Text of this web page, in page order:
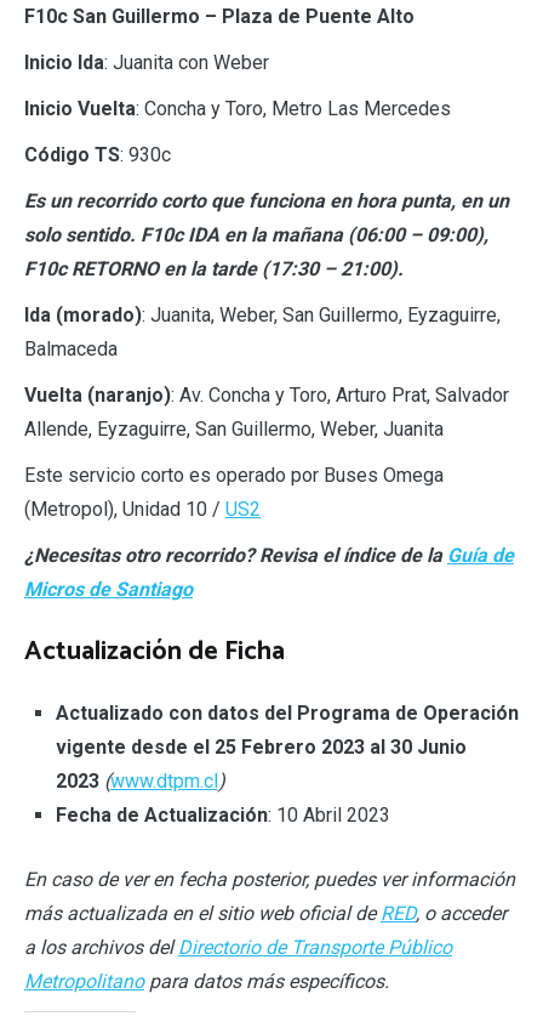
F10c San Guillermo – Plaza de Puente Alto
Inicio Ida: Juanita con Weber
Inicio Vuelta: Concha y Toro, Metro Las Mercedes
Código TS: 930c
Es un recorrido corto que funciona en hora punta, en un
solo sentido. F10c IDA en la mañana (06:00 – 09:00),
F10c RETORNO en la tarde (17:30 – 21:00).
Ida (morado): Juanita, Weber, San Guillermo, Eyzaguirre,
Balmaceda
Vuelta (naranjo): Av. Concha y Toro, Arturo Prat, Salvador
Allende, Eyzaguirre, San Guillermo, Weber, Juanita
Este servicio corto es operado por Buses Omega
(Metropol), Unidad 10 / US2
¿Necesitas otro recorrido? Revisa el índice de la Guía de
Micros de Santiago
Actualización de Ficha
Actualizado con datos del Programa de Operación
vigente desde el 25 Febrero 2023 al 30 Junio
2023(www.dtpm.cl)
Fecha de Actualización: 10 Abril 2023
En caso de ver en fecha posterior, puedes ver información
más actualizada en el sitio web oficial deRED, o acceder
a los archivos delDirectorio de Transporte Público
Metropolitanopara datos más específicos.